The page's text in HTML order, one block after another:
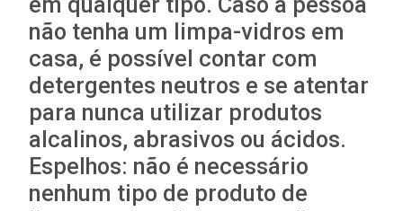
não tenha um limpa-vidros em
casa, é possível contar com
detergentes neutros e se atentar
para nunca utilizar produtos
alcalinos, abrasivos ou ácidos.
Espelhos: não é necessário
nenhum tipo de produto de